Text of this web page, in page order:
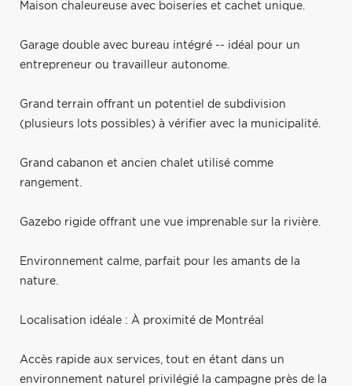
Maison chaleureuse avec boiseries et cachet unique.
Garage double avec bureau intégré -- idéal pour un
entrepreneur ou travailleur autonome.
Grand terrain offrant un potentiel de subdivision
(plusieurs lots possibles) à vérifier avec la municipalité.
Grand cabanon et ancien chalet utilisé comme
rangement.
Gazebo rigide offrant une vue imprenable sur la rivière.
Environnement calme, parfait pour les amants de la
nature.
Localisation idéale : À proximité de Montréal
Accès rapide aux services, tout en étant dans un
environnement naturel privilégié la campagne près de la